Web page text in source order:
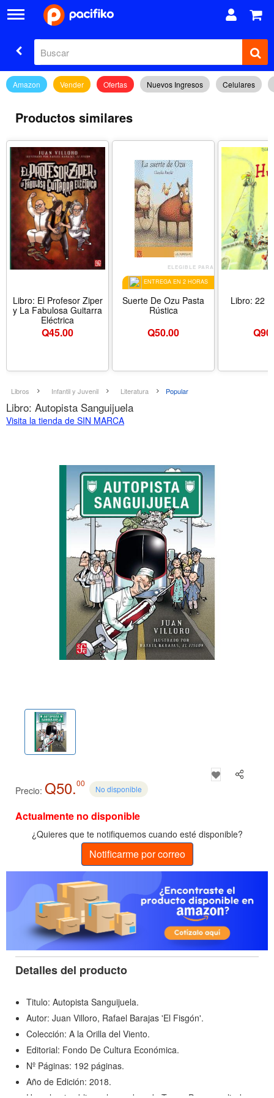
Amazon Vender Ofertas Nuevos Ingresos Celulares
Productos similares
Libro: El Profesor Ziper
y La Fabulosa Guitarra
Eléctrica
Q45.00
ELEGIBLE PARA
ENTREGA EN 2 HORAS
Suerte De Ozu Pasta
Rústica
Q50.00
Libro: 22
Q
Libros Infantil y Juvenil Literatura Popular
Libro: Autopista Sanguijuela
Visita la tienda de SIN MARCA
Precio: Q50.00
No disponible
Actualmente no disponible
¿Quieres que te notifiquemos cuando esté disponible?
Notificarme por correo
Detalles del producto
Titulo: Autopista Sanguijuela.
Autor: Juan Villoro, Rafael Barajas 'El Fisgón'.
Colección: A la Orilla del Viento.
Editorial: Fondo De Cultura Económica.
Nº Páginas: 192 páginas.
Año de Edición: 2018.